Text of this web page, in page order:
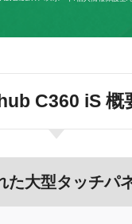
C360 iS 概
た大型タッチパ